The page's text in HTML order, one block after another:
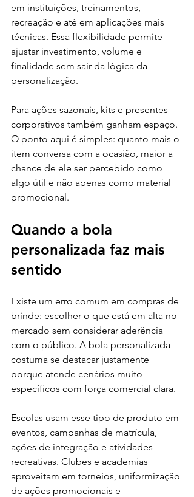
em instituições, treinamentos,
recreação e até em aplicações mais
técnicas. Essa flexibilidade permite
ajustar investimento, volume e
finalidade sem sair da lógica da
personalização.
Para ações sazonais, kits e presentes
corporativos também ganham espaço.
O ponto aqui é simples: quanto mais o
item conversa com a ocasião, maior a
chance de ele ser percebido como
algo útil e não apenas como material
promocional.
Quando a bola
personalizada faz mais
sentido
Existe um erro comum em compras de
brinde: escolher o que está em alta no
mercado sem considerar aderência
com o público. A bola personalizada
costuma se destacar justamente
porque atende cenários muito
específicos com força comercial clara.
Escolas usam esse tipo de produto em
eventos, campanhas de matrícula,
ações de integração e atividades
recreativas. Clubes e academias
aproveitam em torneios, uniformização
de ações promocionais e